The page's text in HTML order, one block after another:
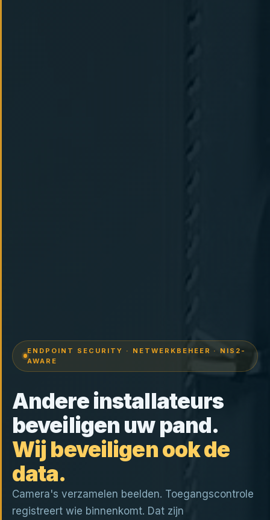
ENDPOINT SECURITY · NETWERKBEHEER · NIS2-
AWARE
Andere installateurs
beveiligen uw pand.
Wij beveiligen ook de
data.
Camera's verzamelen beelden. Toegangscontrole
registreert wie binnenkomt. Dat zijn